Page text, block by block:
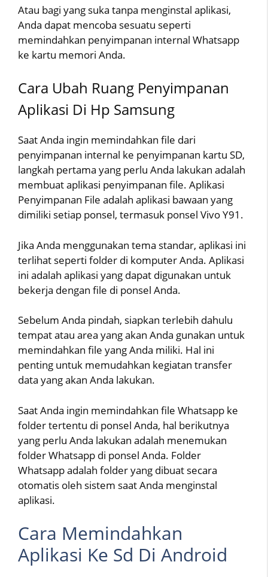
Atau bagi yang suka tanpa menginstal aplikasi,
Anda dapat mencoba sesuatu seperti
memindahkan penyimpanan internal Whatsapp
ke kartu memori Anda.
Cara Ubah Ruang Penyimpanan
Aplikasi Di Hp Samsung
Saat Anda ingin memindahkan file dari
penyimpanan internal ke penyimpanan kartu SD,
langkah pertama yang perlu Anda lakukan adalah
membuat aplikasi penyimpanan file. Aplikasi
Penyimpanan File adalah aplikasi bawaan yang
dimiliki setiap ponsel, termasuk ponsel Vivo Y91.
Jika Anda menggunakan tema standar, aplikasi ini
terlihat seperti folder di komputer Anda. Aplikasi
ini adalah aplikasi yang dapat digunakan untuk
bekerja dengan file di ponsel Anda.
Sebelum Anda pindah, siapkan terlebih dahulu
tempat atau area yang akan Anda gunakan untuk
memindahkan file yang Anda miliki. Hal ini
penting untuk memudahkan kegiatan transfer
data yang akan Anda lakukan.
Saat Anda ingin memindahkan file Whatsapp ke
folder tertentu di ponsel Anda, hal berikutnya
yang perlu Anda lakukan adalah menemukan
folder Whatsapp di ponsel Anda. Folder
Whatsapp adalah folder yang dibuat secara
otomatis oleh sistem saat Anda menginstal
aplikasi.
Cara Memindahkan
Aplikasi Ke Sd Di Android